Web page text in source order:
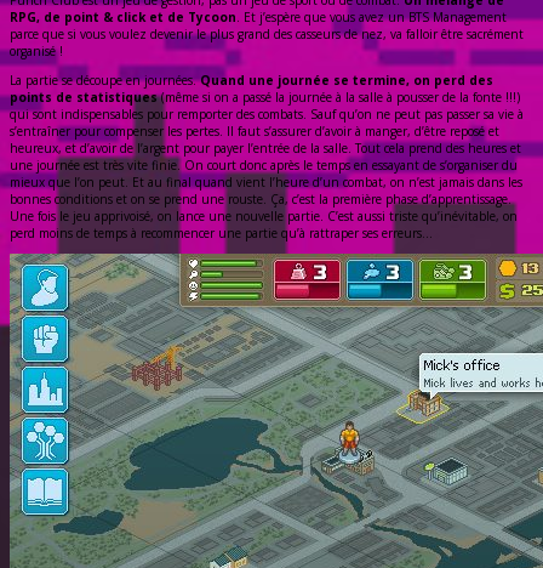
RPG, de point & click et de Tycoon. Et j’espère que vous avez un BTS Management
parce que si vous voulez devenir le plus grand des casseurs de nez, va falloir être sacrément
organisé !
La partie se découpe en journées.Quand une journée se termine, on perd des
points de statistiques(même si on a passé la journée à la salle à pousser de la fonte !!!)
qui sont indispensables pour remporter des combats. Sauf qu’on ne peut pas passer sa vie à
s’entraîner pour compenser les pertes. Il faut s’assurer d’avoir à manger, d’être reposé et
heureux, et d’avoir de l’argent pour payer l’entrée de la salle. Tout cela prend des heures et
une journée est très vite finie. On court donc après le temps en essayant de s’organiser du
mieux que l’on peut. Et au final quand vient l’heure d’un combat, on n’est jamais dans les
bonnes conditions et on se prend une rouste. Ça, c’est la première phase d’apprentissage.
Une fois le jeu apprivoisé, on lance une nouvelle partie. C’est aussi triste qu’inévitable, on
perd moins de temps à recommencer une partie qu’à rattraper ses erreurs…